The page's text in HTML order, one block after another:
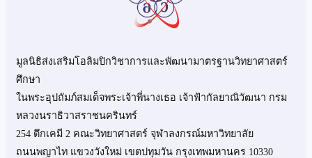
มูลนิธิส่งเสริมโอลิมปิกวิชาการและพัฒนามาตรฐานวิทยาศาสตร์
ศึกษา
ในพระอุปถัมภ์สมเด็จพระเจ้าพี่นางเธอ เจ้าฟ้ากัลยาณิวัฒนา กรม
หลวงนราธิวาสราชนครินทร์
254 ตึกเคมี 2 คณะวิทยาศาสตร์ จุฬาลงกรณ์มหาวิทยาลัย
ถนนพญาไท แขวงวังใหม่ เขตปทุมวัน กรุงเทพมหานคร 10330